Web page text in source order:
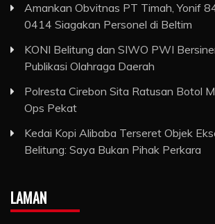
Amankan Obvitnas PT Timah, Yonif
0414 Siagakan Personel di Beltim
KONI Belitung dan SIWO PWI
Publikasi Olahraga Daerah
Polresta Cirebon Sita Ratusan Botol
Ops Pekat
Kedai Kopi Alibaba Terseret Objek
Belitung: Saya Bukan Pihak Perkara
LAMAN